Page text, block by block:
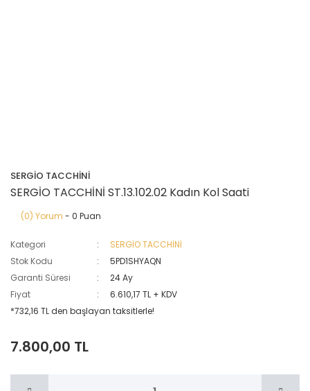
SERGİO TACCHİNİ
SERGİO TACCHİNİ ST.13.102.02 Kadın Kol Saati
(0) Yorum - 0 Puan
Kategori
SERGİO TACCHİNİ
Stok Kodu
5PD1SHYAQN
Garanti Süresi
24 Ay
Fiyat
6.610,17 TL + KDV
*732,16 TL den başlayan taksitlerle!
7.800,00 TL